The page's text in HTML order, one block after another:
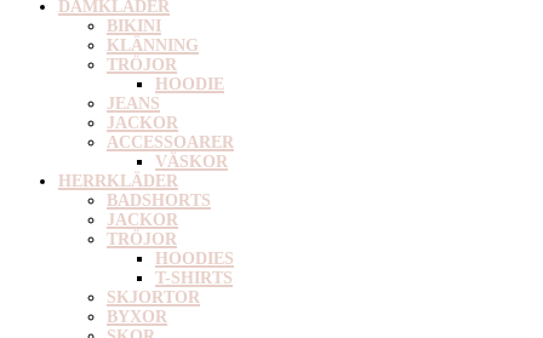
DAMKLÄDER
BIKINI
KLÄNNING
TRÖJOR
HOODIE
JEANS
JACKOR
ACCESSOARER
VÄSKOR
HERRKLÄDER
BADSHORTS
JACKOR
TRÖJOR
HOODIES
T-SHIRTS
SKJORTOR
BYXOR